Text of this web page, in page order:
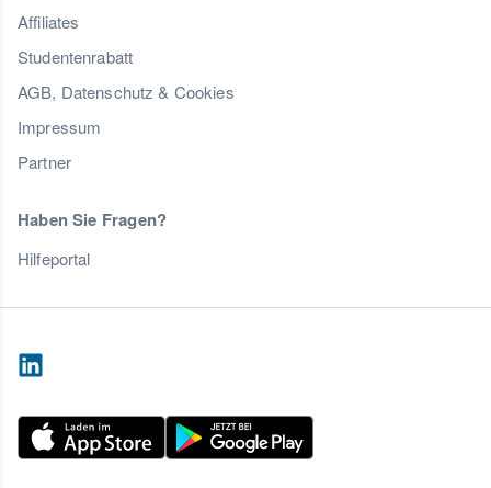
Affiliates
Studentenrabatt
AGB, Datenschutz & Cookies
Impressum
Partner
Haben Sie Fragen?
Hilfeportal